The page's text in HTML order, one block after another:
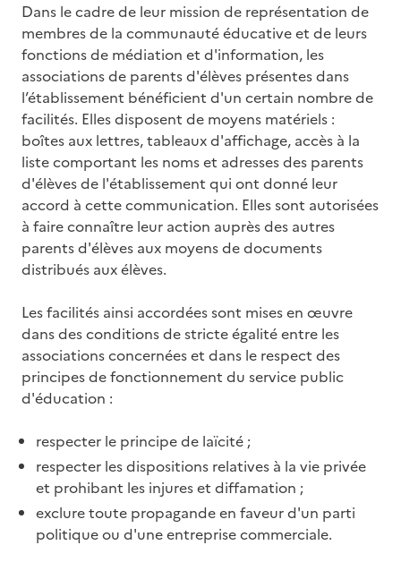
Dans le cadre de leur mission de représentation de
membres de la communauté éducative et de leurs
fonctions de médiation et d'information, les
associations de parents d'élèves présentes dans
l’établissement bénéficient d'un certain nombre de
facilités. Elles disposent de moyens matériels :
boîtes aux lettres, tableaux d'affichage, accès à la
liste comportant les noms et adresses des parents
d'élèves de l'établissement qui ont donné leur
accord à cette communication. Elles sont autorisées
à faire connaître leur action auprès des autres
parents d'élèves aux moyens de documents
distribués aux élèves.
Les facilités ainsi accordées sont mises en œuvre
dans des conditions de stricte égalité entre les
associations concernées et dans le respect des
principes de fonctionnement du service public
d'éducation :
respecter le principe de laïcité ;
respecter les dispositions relatives à la vie privée
et prohibant les injures et diffamation ;
exclure toute propagande en faveur d'un parti
politique ou d'une entreprise commerciale.